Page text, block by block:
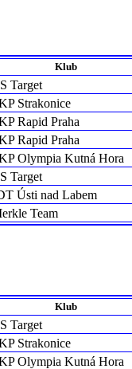
Klub
Target
Strakonice
Rapid Praha
Rapid Praha
Olympia Kutná Hora
Target
Ústi nad Labem
Team
Klub
Target
Strakonice
Olympia Kutná Hora